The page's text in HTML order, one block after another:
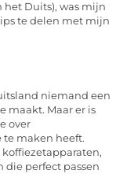
het Duits), was mijn
te delen met mijn
niemand een
maakt. Maar er is
over
te maken heeft.
die perfect passen